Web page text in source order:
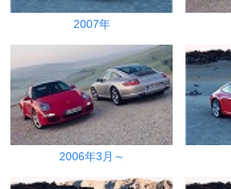
2007年
2006年3月～